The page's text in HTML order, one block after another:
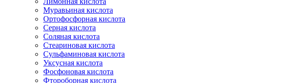
Муравьиная кислота
Ортофосфорная кислота
Серная кислота
Соляная кислота
Стеариновая кислота
Сульфаминовая кислота
Уксусная кислота
Фосфоновая кислота
Фтороборная кислота